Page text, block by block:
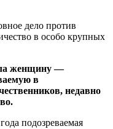
женщину —
в
недавно
подозреваемая